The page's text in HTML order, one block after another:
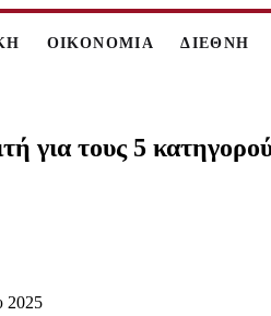
ΟΙΚΟΝΟΜΙΑ ΔΙΕΘΝΗ
τους 5
2025